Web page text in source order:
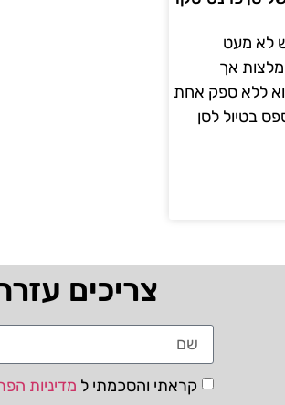
לא מעט
אך
ללא ספק אחת
בטיול לסן
צריכים
קראתי והסכמתי ל מדיניות